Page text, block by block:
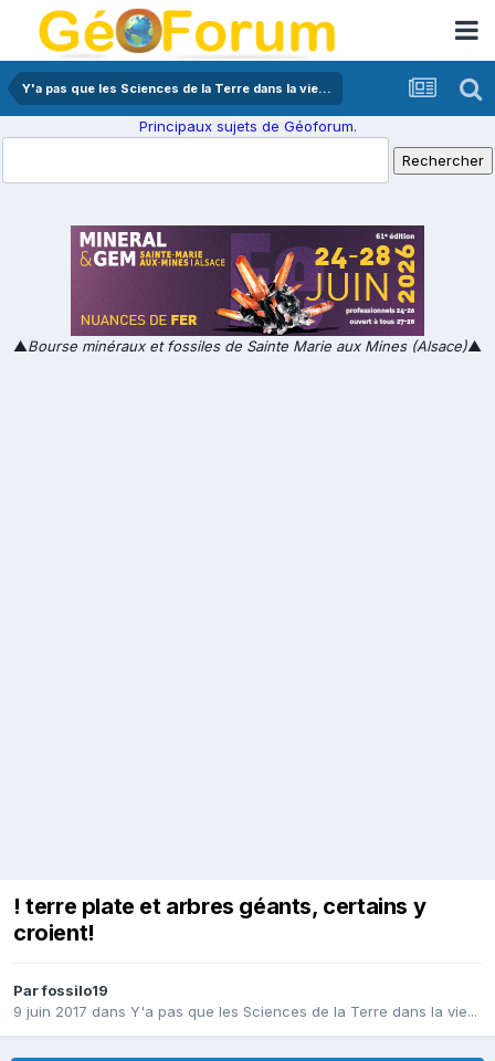
Y'a pas que les Sciences de la Terre dans la vie...
Principaux sujets de Géoforum.
▲Bourse minéraux et fossiles de Sainte Marie aux Mines (Alsace)▲
! terre plate et arbres géants, certains y
croient!
Parfossilo19
9 juin 2017 dans Y'a pas que les Sciences de la Terre dans la vie...